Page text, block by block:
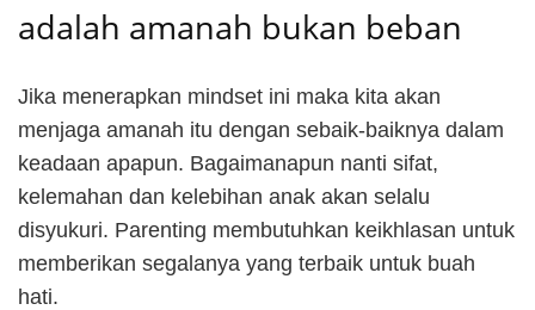
adalah amanah bukan beban
Jika menerapkan mindset ini maka kita akan
menjaga amanah itu dengan sebaik-baiknya dalam
keadaan apapun. Bagaimanapun nanti sifat,
kelemahan dan kelebihan anak akan selalu
disyukuri. Parenting membutuhkan keikhlasan untuk
memberikan segalanya yang terbaik untuk buah
hati.